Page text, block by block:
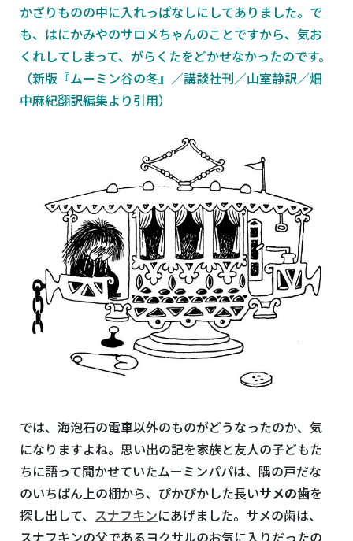
かざりものの中に入れっぱなしにしてありました。で
も、はにかみやのサロメちゃんのことですから、気お
くれしてしまって、がらくたをどかせなかったのです。
（新版『ムーミン谷の冬』／講談社刊／山室静訳／畑
中麻紀翻訳編集より引用）
では、海泡石の電車以外のものがどうなったのか、気
になりますよね。思い出の記を家族と友人の子どもた
ちに語って聞かせていたムーミンパパは、隅の戸だな
のいちばん上の棚から、ぴかぴかした長いサメの歯を
探し出して、 スナフキンにあげました。サメの歯は、
スナフキンの父であるヨクサルのお気に入りだったの